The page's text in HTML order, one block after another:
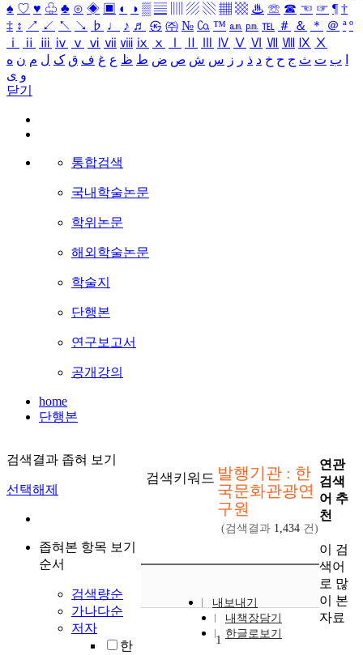
♠ ♡ ♥ ♧ ♣ ⊙ ◈ ▣ ◐ ◑ ▒ ▤ ▨ ▧ ▦ ▩ ♨ ☏ ☎ ☜ ☞ ¶ †
‡ ↕ ↗ ↙ ↖ ↘ ♭ ♩ ♪ ♬ ㉿ ㈜ № ㏇ ™ ㏂ ㏘ ℡ ＃ ＆ ＊ ＠ ª º
ⅰ
ⅱ ⅲ ⅳ ⅴ ⅵ ⅶ ⅷ ⅸ ⅹ Ⅳ Ⅴ Ⅵ Ⅶ Ⅷ Ⅸ Ⅹ
ب ت ث ج ح خ د ذ ر ز س ش ص ض ط ظ ع غ ف ق ک ل م ن ه
و ی
닫기
통합검색
국내학술논문
학위논문
해외학술논문
학술지
단행본
연구보고서
공개강의
home
단행본
검색결과 좁혀 보기
선택해제
좁혀본 항목 보기
순서
검색량순
가나다순
저자
한
검색키워드 발행기관 : 한
국문화관광연
구원
(검색결과 1,434 건)
내보내기
내책장담기
한글로보기
1
연관
검색
어 추
천
이 검
색어
로 많
이 본
자료